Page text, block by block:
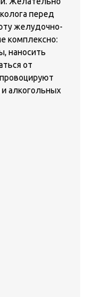
перед
желудочно-
комплексно:
наносить
от
алкогольных